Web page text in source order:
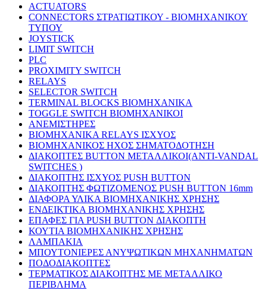
ACTUATORS
CONNECTORS ΣΤΡΑΤΙΩΤΙΚΟΥ - ΒΙΟΜΗΧΑΝΙΚΟΥ
ΤΥΠΟΥ
JOYSTICK
LIMIT SWITCH
PLC
PROXIMITY SWITCH
RELAYS
SELECTOR SWITCH
TERMINAL BLOCKS ΒΙΟΜΗΧΑΝΙΚΑ
TOGGLE SWITCH ΒΙΟΜΗΧΑΝΙΚΟΙ
ΑΝΕΜΙΣΤΗΡΕΣ
ΒΙΟΜΗΧΑΝΙΚΑ RELAYS ΙΣΧΥΟΣ
ΒΙΟΜΗΧΑΝΙΚΟΣ ΗΧΟΣ ΣΗΜΑΤΟΔΟΤΗΣΗ
ΔΙΑΚΟΠΤΕΣ BUTTON ΜΕΤΑΛΛΙΚΟΙ(ANTI-VANDAL
SWITCHES )
ΔΙΑΚΟΠΤΗΣ ΙΣΧΥΟΣ PUSH BUTTON
ΔΙΑΚΟΠΤΗΣ ΦΩΤΙΖΟΜΕΝΟΣ PUSH BUTTON 16mm
ΔΙΑΦΟΡΑ ΥΛΙΚΑ ΒΙΟΜΗΧΑΝΙΚΗΣ ΧΡΗΣΗΣ
ΕΝΔΕΙΚΤΙΚΑ ΒΙΟΜΗΧΑΝΙΚΗΣ ΧΡΗΣΗΣ
ΕΠΑΦΕΣ ΓΙΑ PUSH BUTTON ΔΙΑΚΟΠΤΗ
ΚΟΥΤΙΑ ΒΙΟΜΗΧΑΝΙΚΗΣ ΧΡΗΣΗΣ
ΛΑΜΠΑΚΙΑ
ΜΠΟΥΤΟΝΙΕΡΕΣ ΑΝΥΨΩΤΙΚΩΝ ΜΗΧΑΝΗΜΑΤΩΝ
ΠΟΔΟΔΙΑΚΟΠΤΕΣ
ΤΕΡΜΑΤΙΚΟΣ ΔΙΑΚΟΠΤΗΣ ΜΕ ΜΕΤΑΛΛΙΚΟ
ΠΕΡΙΒΛΗΜΑ